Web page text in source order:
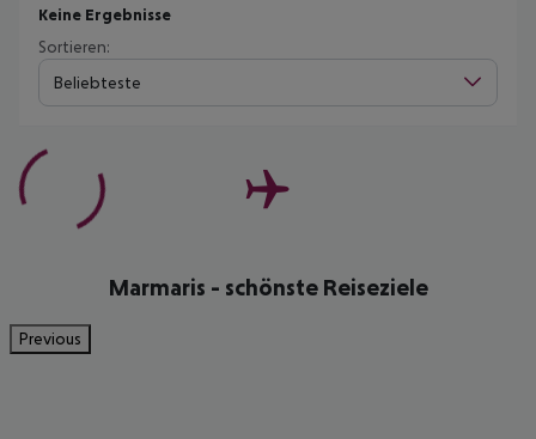
Keine Ergebnisse
Sortieren:
Beliebteste
Marmaris - schönste Reiseziele
Previous